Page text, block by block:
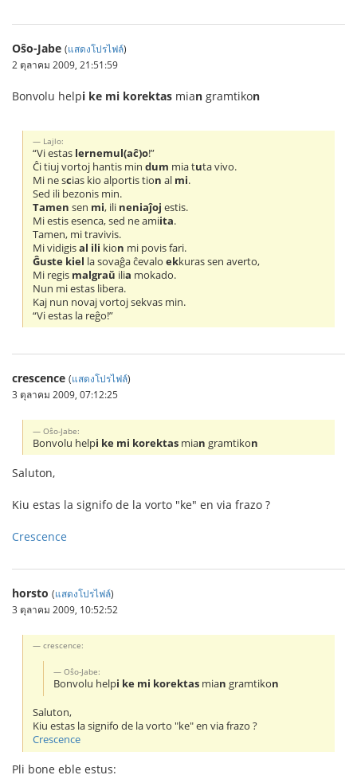
Oŝo-Jabe (แสดงโปรไฟล์)
2 ตุลาคม 2009, 21:51:59
Bonvolu helpi ke mi korektas mian gramtikon
Lajlo:
“Vi estas lernemul(aĉ)o!”
Ĉi tiuj vortoj hantis mindum mia tuta vivo.
Mi ne scias kio alportis tion al mi.
Sed ili bezonis min.
Tamen sen mi, ili neniaĵoj estis.
Mi estis esenca, sed ne amiita.
Tamen, mi travivis.
Mi vidigisal ili kion mi povis fari.
Ĝuste kiel la sovaĝa ĉevaloekkuras sen averto,
Mi regis malgraŭ ilia mokado.
Nun mi estas libera.
Kaj nun novaj vortoj sekvas min.
“Vi estas la reĝo!”
crescence (แสดงโปรไฟล์)
3 ตุลาคม 2009, 07:12:25
Oŝo-Jabe:
Bonvolu helpi ke mi korektas mian gramtikon
Saluton,
Kiu estas la signifo de la vorto "ke" en via frazo ?
Crescence
horsto (แสดงโปรไฟล์)
3 ตุลาคม 2009, 10:52:52
crescence:
Oŝo-Jabe:
Bonvolu helpi ke mi korektas mian gramtikon
Saluton,
Kiu estas la signifo de la vorto "ke" en via frazo ?
Crescence
Pli bone eble estus: